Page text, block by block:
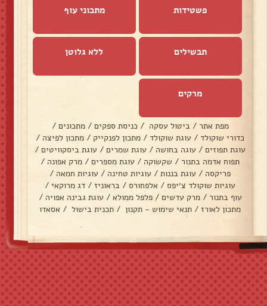
פשטידות מתכוני עוף
תבשילים ללא גלוטן
מרקים
מפת אתר / ביטול עסקה / כניסת ספקים / מתכונים /
כדורי שוקולד / עוגת שוקולד / מתכון לפנקייק / מתכון לפיצה /
עוגת תפוזים / עוגה בחושה / עוגת שמרים / עוגת ביסקוויטים /
תפוח אדמה בתנור / שקשוקה / עוגת מספרים / מרק אפונה /
פריקסה / עוגת בננות / עוגיות טחינה / עוגיות חמאה /
עוגיות שוקולד צ׳יפס / אלפחורס / בראוניז / דג מרוקאי /
עוף בתנור / מרק עדשים / פלפל ממולא / עוגת גבינה אפויה /
מתכון לאורז / תנאי שימוש - תקנון / תכנית בישול / אסאדו